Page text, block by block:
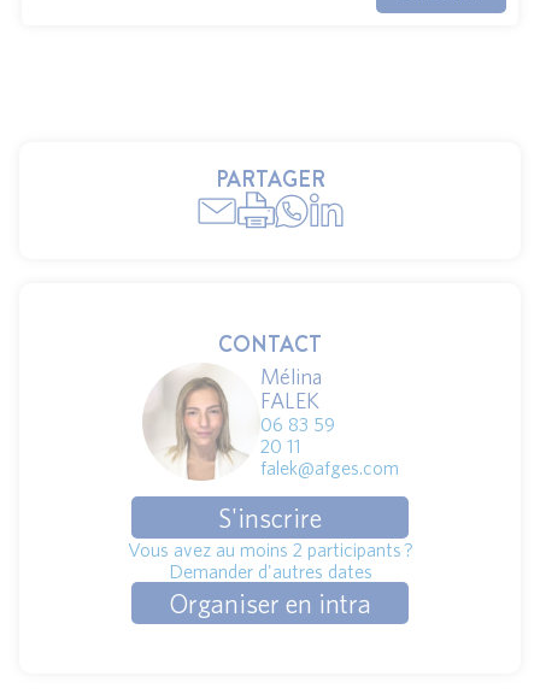
PARTAGER
CONTACT
Mélina
FALEK
06 83 59
20 11
falek@afges.com
S'inscrire
Vous avez au moins 2 participants ?
Demander d'autres dates
Organiser en intra